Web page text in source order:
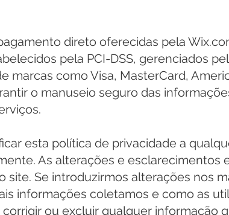
direto oferecidas pela
pela PCI-DSS, gerenciados
marcas como Visa, MasterCard,
o manuseio seguro das
esta política de privacidade a
As alterações e esclarecimentos
site. Se introduzirmos alterações nos
informações coletamos e como as
corrigir ou excluir qualquer informação